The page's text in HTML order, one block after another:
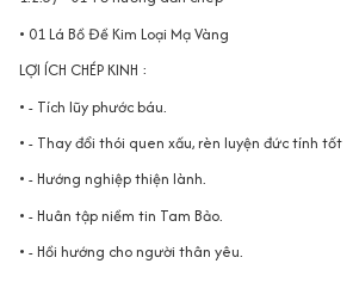
• 01 Lá Bồ Đề Kim Loại Mạ Vàng
LỢI ÍCH CHÉP KINH :
• - Tích lũy phước báu.
• - Thay đổi thói quen xấu, rèn luyện đức tính tốt
• - Hướng nghiệp thiện lành.
• - Huân tập niềm tin Tam Bảo.
• - Hồi hướng cho người thân yêu.